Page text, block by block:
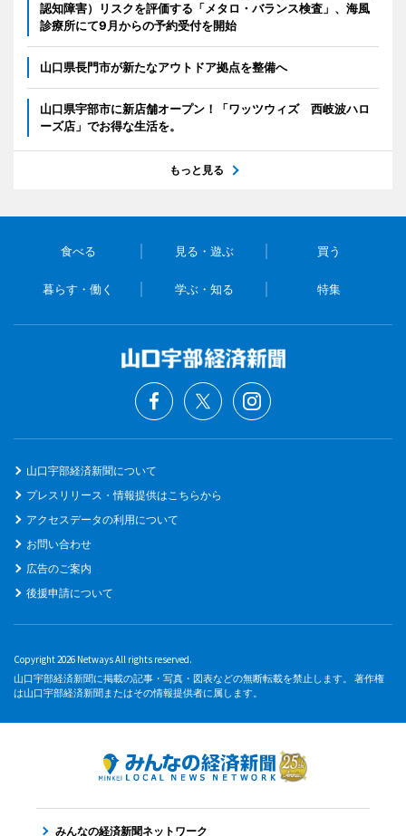
認知障害）リスクを評価する「メタロ・バランス検査」、海風
診療所にて9月からの予約受付を開始
山口県長門市が新たなアウトドア拠点を整備へ
山口県宇部市に新店舗オープン！「ワッツウィズ 西岐波ハロ
ーズ店」でお得な生活を。
もっと見る
食べる 見る・遊ぶ 買う
暮らす・働く 学ぶ・知る 特集
山口宇部経済新聞について
プレスリリース・情報提供はこちらから
アクセスデータの利用について
お問い合わせ
広告のご案内
後援申請について
Copyright 2026 Netways All rights reserved.
山口宇部経済新聞に掲載の記事・写真・図表などの無断転載を禁止します。 著作権
は山口宇部経済新聞またはその情報提供者に属します。
みんなの経済新聞ネットワーク